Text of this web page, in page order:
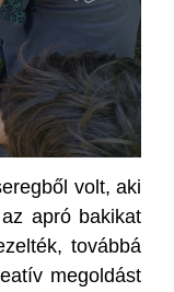
volt, aki
apró bakikat
továbbá
megoldást